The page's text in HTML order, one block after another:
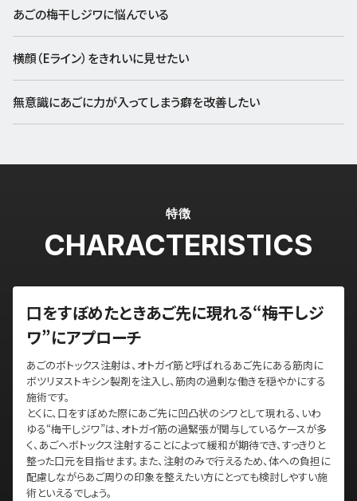
あごの梅干しジワに悩んでいる
横顔（Eライン）をきれいに見せたい
無意識にあごに力が入ってしまう癖を改善したい
特徴
CHARACTERISTICS
口をすぼめたときあご先に現れる“梅干しジ
ワ”にアプローチ
あごのボトックス注射は、オトガイ筋と呼ばれるあご先にある筋肉に
ボツリヌストキシン製剤を注入し、筋肉の過剰な働きを穏やかにする
施術です。
とくに、口をすぼめた際にあご先に凹凸状のシワとして現れる、いわ
ゆる“梅干しジワ”は、オトガイ筋の過緊張が関与しているケースが多
く、あごへボトックス注射することによって緩和が期待でき、すっきりと
整った口元を目指せます。また、注射のみで行えるため、体への負担に
配慮しながらあご周りの印象を整えたい方にとっても検討しやすい施
術といえるでしょう。